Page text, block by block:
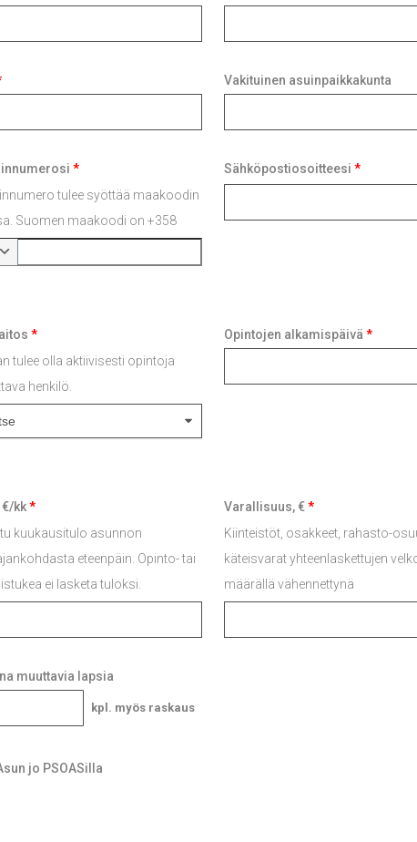
Vakituinen asuinpaikkakunta
*
tulee syöttää maakoodin
Suomen maakoodi on +358
Sähköpostiosoitteesi *
*
tulee olla aktiivisesti opintoja
henkilö.
Opintojen alkamispäivä *
€/kk*
kuukausitulo asunnon
eteenpäin. Opinto- tai
ei lasketa tuloksi.
Varallisuus, €*
Kiinteistöt, osakkeet, rahasto-
käteisvarat yhteenlaskettujen
määrällä vähennettynä
muuttavia lapsia
kpl. myös raskaus
jo PSOASilla